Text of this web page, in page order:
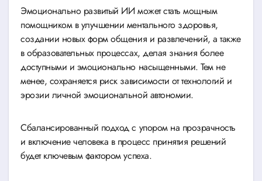
Эмоционально развитый ИИ может стать мощным
помощником в улучшении ментального здоровья,
создании новых форм общения и развлечений, а также
в образовательных процессах, делая знания более
доступными и эмоционально насыщенными. Тем не
менее, сохраняется риск зависимости от технологий и
эрозии личной эмоциональной автономии.
Сбалансированный подход с упором на прозрачность
и включение человека в процесс принятия решений
будет ключевым фактором успеха.